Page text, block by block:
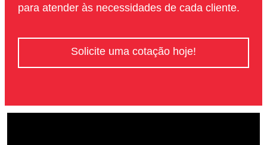
para atender às necessidades de cada cliente.
Solicite uma cotação hoje!